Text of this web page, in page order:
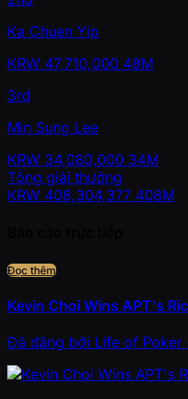
Ka Chuen Yip
KRW 47,710,000 48M
3rd
Min Sung Lee
KRW 34,080,000 34M
Tổng giải thưởng
KRW 408,304,377 408M
Đọc thêm
Kevin Choi Wins APT's
Đã đăng bởi Life of Poker